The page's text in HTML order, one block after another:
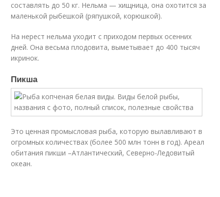
составлять до 50 кг. Нельма — хищница, она охотится за
маленькой рыбешкой (ряпушкой, корюшкой).
На нерест нельма уходит с приходом первых осенних
дней. Она весьма плодовита, выметывает до 400 тысяч
икринок.
Пикша
Это ценная промысловая рыба, которую вылавливают в
огромных количествах (более 500 млн тонн в год). Ареал
обитания пикши –Атлантический, Северно-Ледовитый
океан.